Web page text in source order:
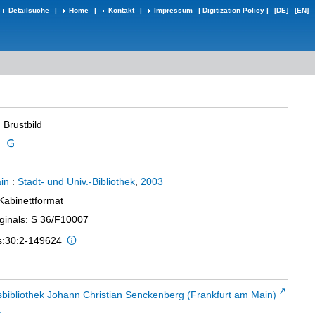
Detailsuche | Home | Kontakt | Impressum | Digitization Policy | [DE] [EN]
Brustbild
: Stadt- und Univ.-Bibliothek 2003
S 36/F10007
149624
Johann Christian Senckenberg (Frankfurt am Main)